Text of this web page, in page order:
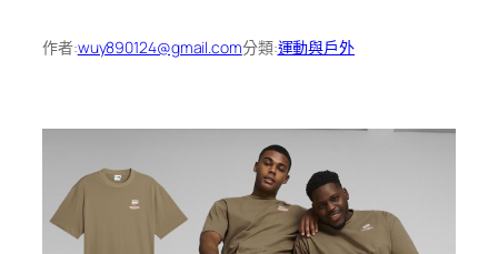
作者:wuy890124@gmail.com分類:運動與戶外